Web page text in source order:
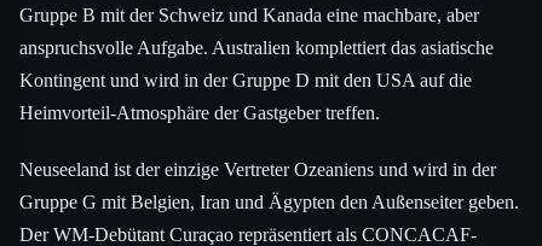
Gruppe B mit der Schweiz und Kanada eine machbare, aber
anspruchsvolle Aufgabe. Australien komplettiert das asiatische
Kontingent und wird in der Gruppe D mit den USA auf die
Heimvorteil-Atmosphäre der Gastgeber treffen.
Neuseeland ist der einzige Vertreter Ozeaniens und wird in der
Gruppe G mit Belgien, Iran und Ägypten den Außenseiter geben.
Der WM-Debütant Curaçao repräsentiert als CONCACAF-